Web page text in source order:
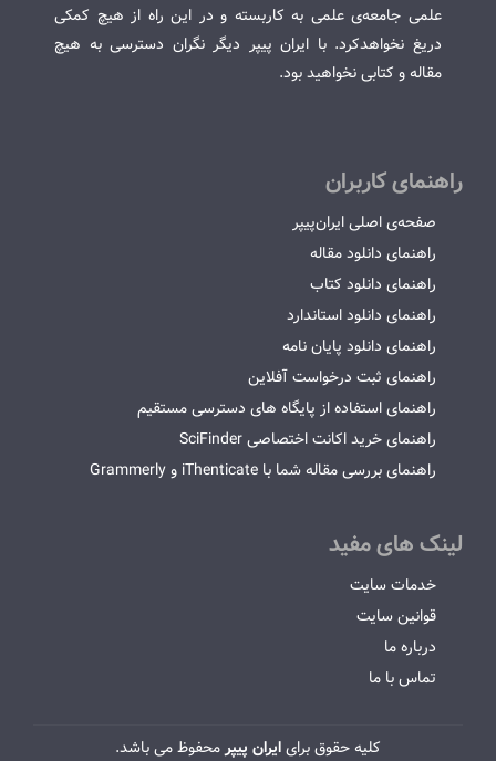
علمی جامعه‌ی علمی به کاربسته و در این راه از هیچ کمکی
دریغ نخواهدکرد. با ایران پیپر دیگر نگران دسترسی به هیچ
مقاله و کتابی نخواهید بود.
راهنمای کاربران
صفحه‌ی اصلی ایران‌پیپر
راهنمای دانلود مقاله
راهنمای دانلود کتاب
راهنمای دانلود استاندارد
راهنمای دانلود پایان نامه
راهنمای ثبت درخواست آفلاین
راهنمای استفاده از پایگاه های دسترسی مستقیم
راهنمای خرید اکانت اختصاصی SciFinder
راهنمای بررسی مقاله شما با iThenticate و Grammerly
لینک های مفید
خدمات سایت
قوانین سایت
درباره ما
تماس با ما
کلیه حقوق برایایران پیپرمحفوظ می باشد.